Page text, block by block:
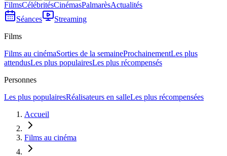
FilmsCélébritésCinémasPalmarèsActualités
Séances
Streaming
Films
Films au cinémaSorties de la semaineProchainementLes plus
attendusLes plus populairesLes plus récompensés
Personnes
Les plus populairesRéalisateurs en salleLes plus récompensées
Accueil
Films au cinéma